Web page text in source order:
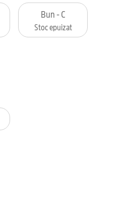
Bun - C
Stoc epuizat